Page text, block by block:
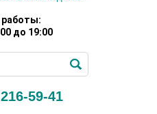
до 19:00
59-41